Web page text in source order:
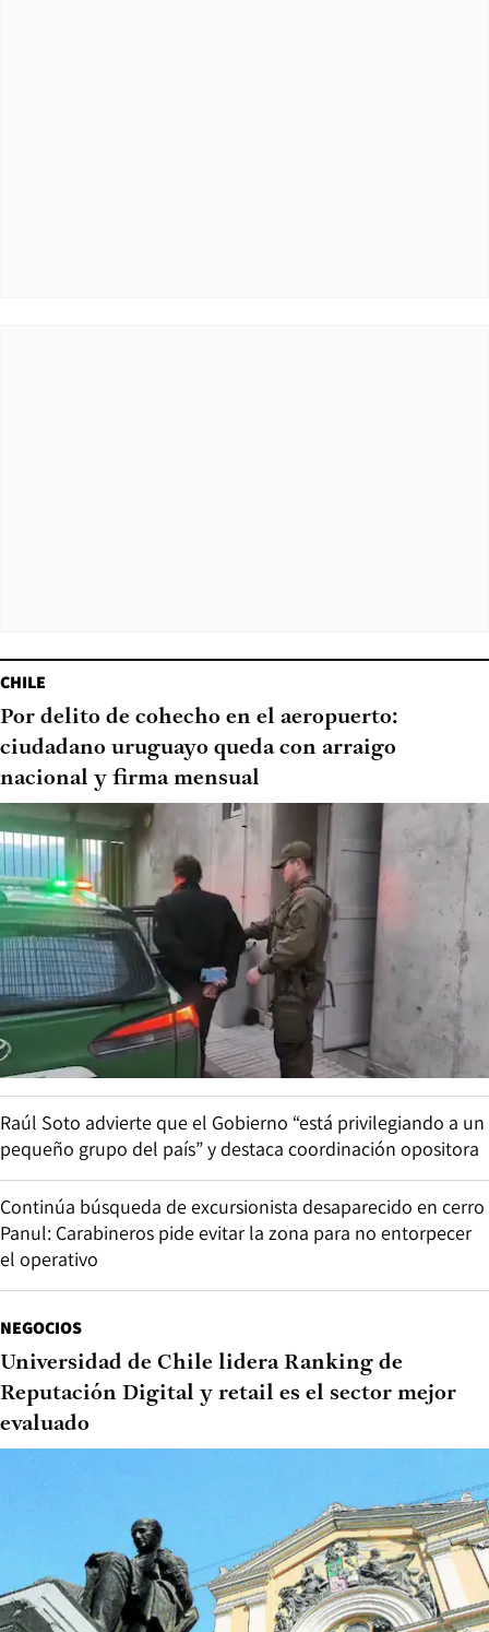
CHILE
Por delito de cohecho en el aeropuerto:
ciudadano uruguayo queda con arraigo
nacional y firma mensual
Raúl Soto advierte que el Gobierno “está privilegiando a un
pequeño grupo del país” y destaca coordinación opositora
Continúa búsqueda de excursionista desaparecido en cerro
Panul: Carabineros pide evitar la zona para no entorpecer
el operativo
NEGOCIOS
Universidad de Chile lidera Ranking de
Reputación Digital y retail es el sector mejor
evaluado